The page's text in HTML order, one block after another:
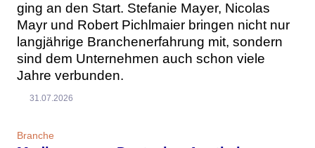
ging an den Start. Stefanie Mayer, Nicolas
Mayr und Robert Pichlmaier bringen nicht nur
langjährige Branchenerfahrung mit, sondern
sind dem Unternehmen auch schon viele
Jahre verbunden.
31.07.2026
Branche